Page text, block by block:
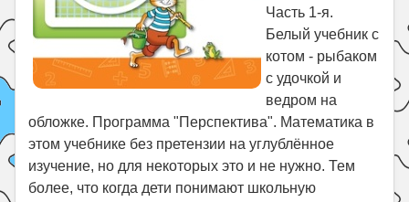
Часть 1-я.
Белый учебник с
котом - рыбаком
с удочкой и
ведром на
обложке. Программа "Перспектива". Математика в
этом учебнике без претензии на углублённое
изучение, но для некоторых это и не нужно. Тем
более, что когда дети понимают школьную